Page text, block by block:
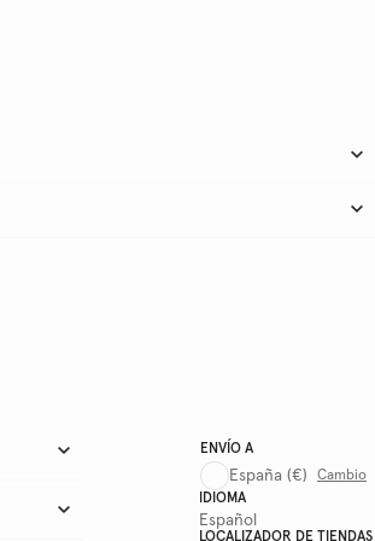
ENVÍO A
España (€)
Cambio
IDIOMA
Español
LOCALIZADOR DE TIENDAS